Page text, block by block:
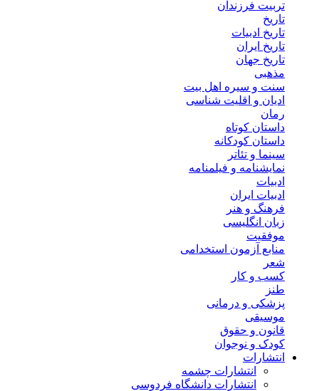
تربیت فرزندان
تاریخ
تاریخ ادبیات
تاریخ ایران
تاریخ جهان
مذهبی
سنت و سیره اهل بیت
ادیان و اقلیت شناسی
رمان
داستان کوتاه
داستان کودکانه
سینما و تئاتر
نمایشنامه و فیلمنامه
ادبیات
ادبیات ایران
فرهنگ و هنر
زبان انگلیسی
موفقیت
منابع آزمون استخدامی
شعر
کسب و کار
طنز
پزشکی و درمانی
موسیقی
قانون و حقوق
کودک و نوجوان
انتشارات
انتشارات چشمه
انتشارات دانشگاه فردوسی